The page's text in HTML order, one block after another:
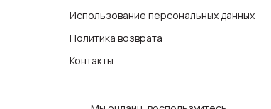
Использование персональных данных
Политика возврата
Контакты